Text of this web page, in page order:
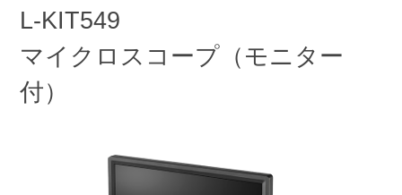
L-KIT549
マイクロスコープ（モニター
付）